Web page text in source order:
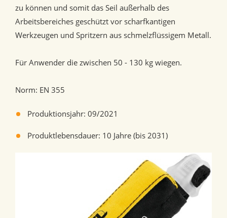
zu können und somit das Seil außerhalb des
Arbeitsbereiches geschützt vor scharfkantigen
Werkzeugen und Spritzern aus schmelzflüssigem Metall.
Für Anwender die zwischen 50 - 130 kg wiegen.
Norm: EN 355
Produktionsjahr: 09/2021
Produktlebensdauer: 10 Jahre (bis 2031)